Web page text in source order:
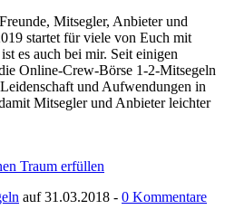
Mitsegler, Anbieter und
startet für viele von Euch mit
es auch bei mir. Seit einigen
Online-Crew-Börse 1-2-Mitsegeln
und Aufwendungen in
Mitsegler und Anbieter leichter
Traum erfüllen
auf 31.03.2018 - 0 Kommentare